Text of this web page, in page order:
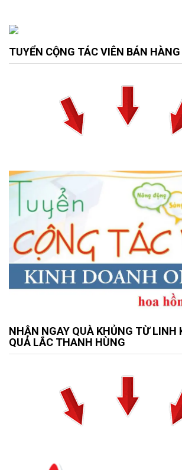
TUYỂN CỘNG TÁC VIÊN BÁN
NHẬN NGAY QUÀ KHỦNG TỪ LINH
QUẢ LẮC THANH HÙNG